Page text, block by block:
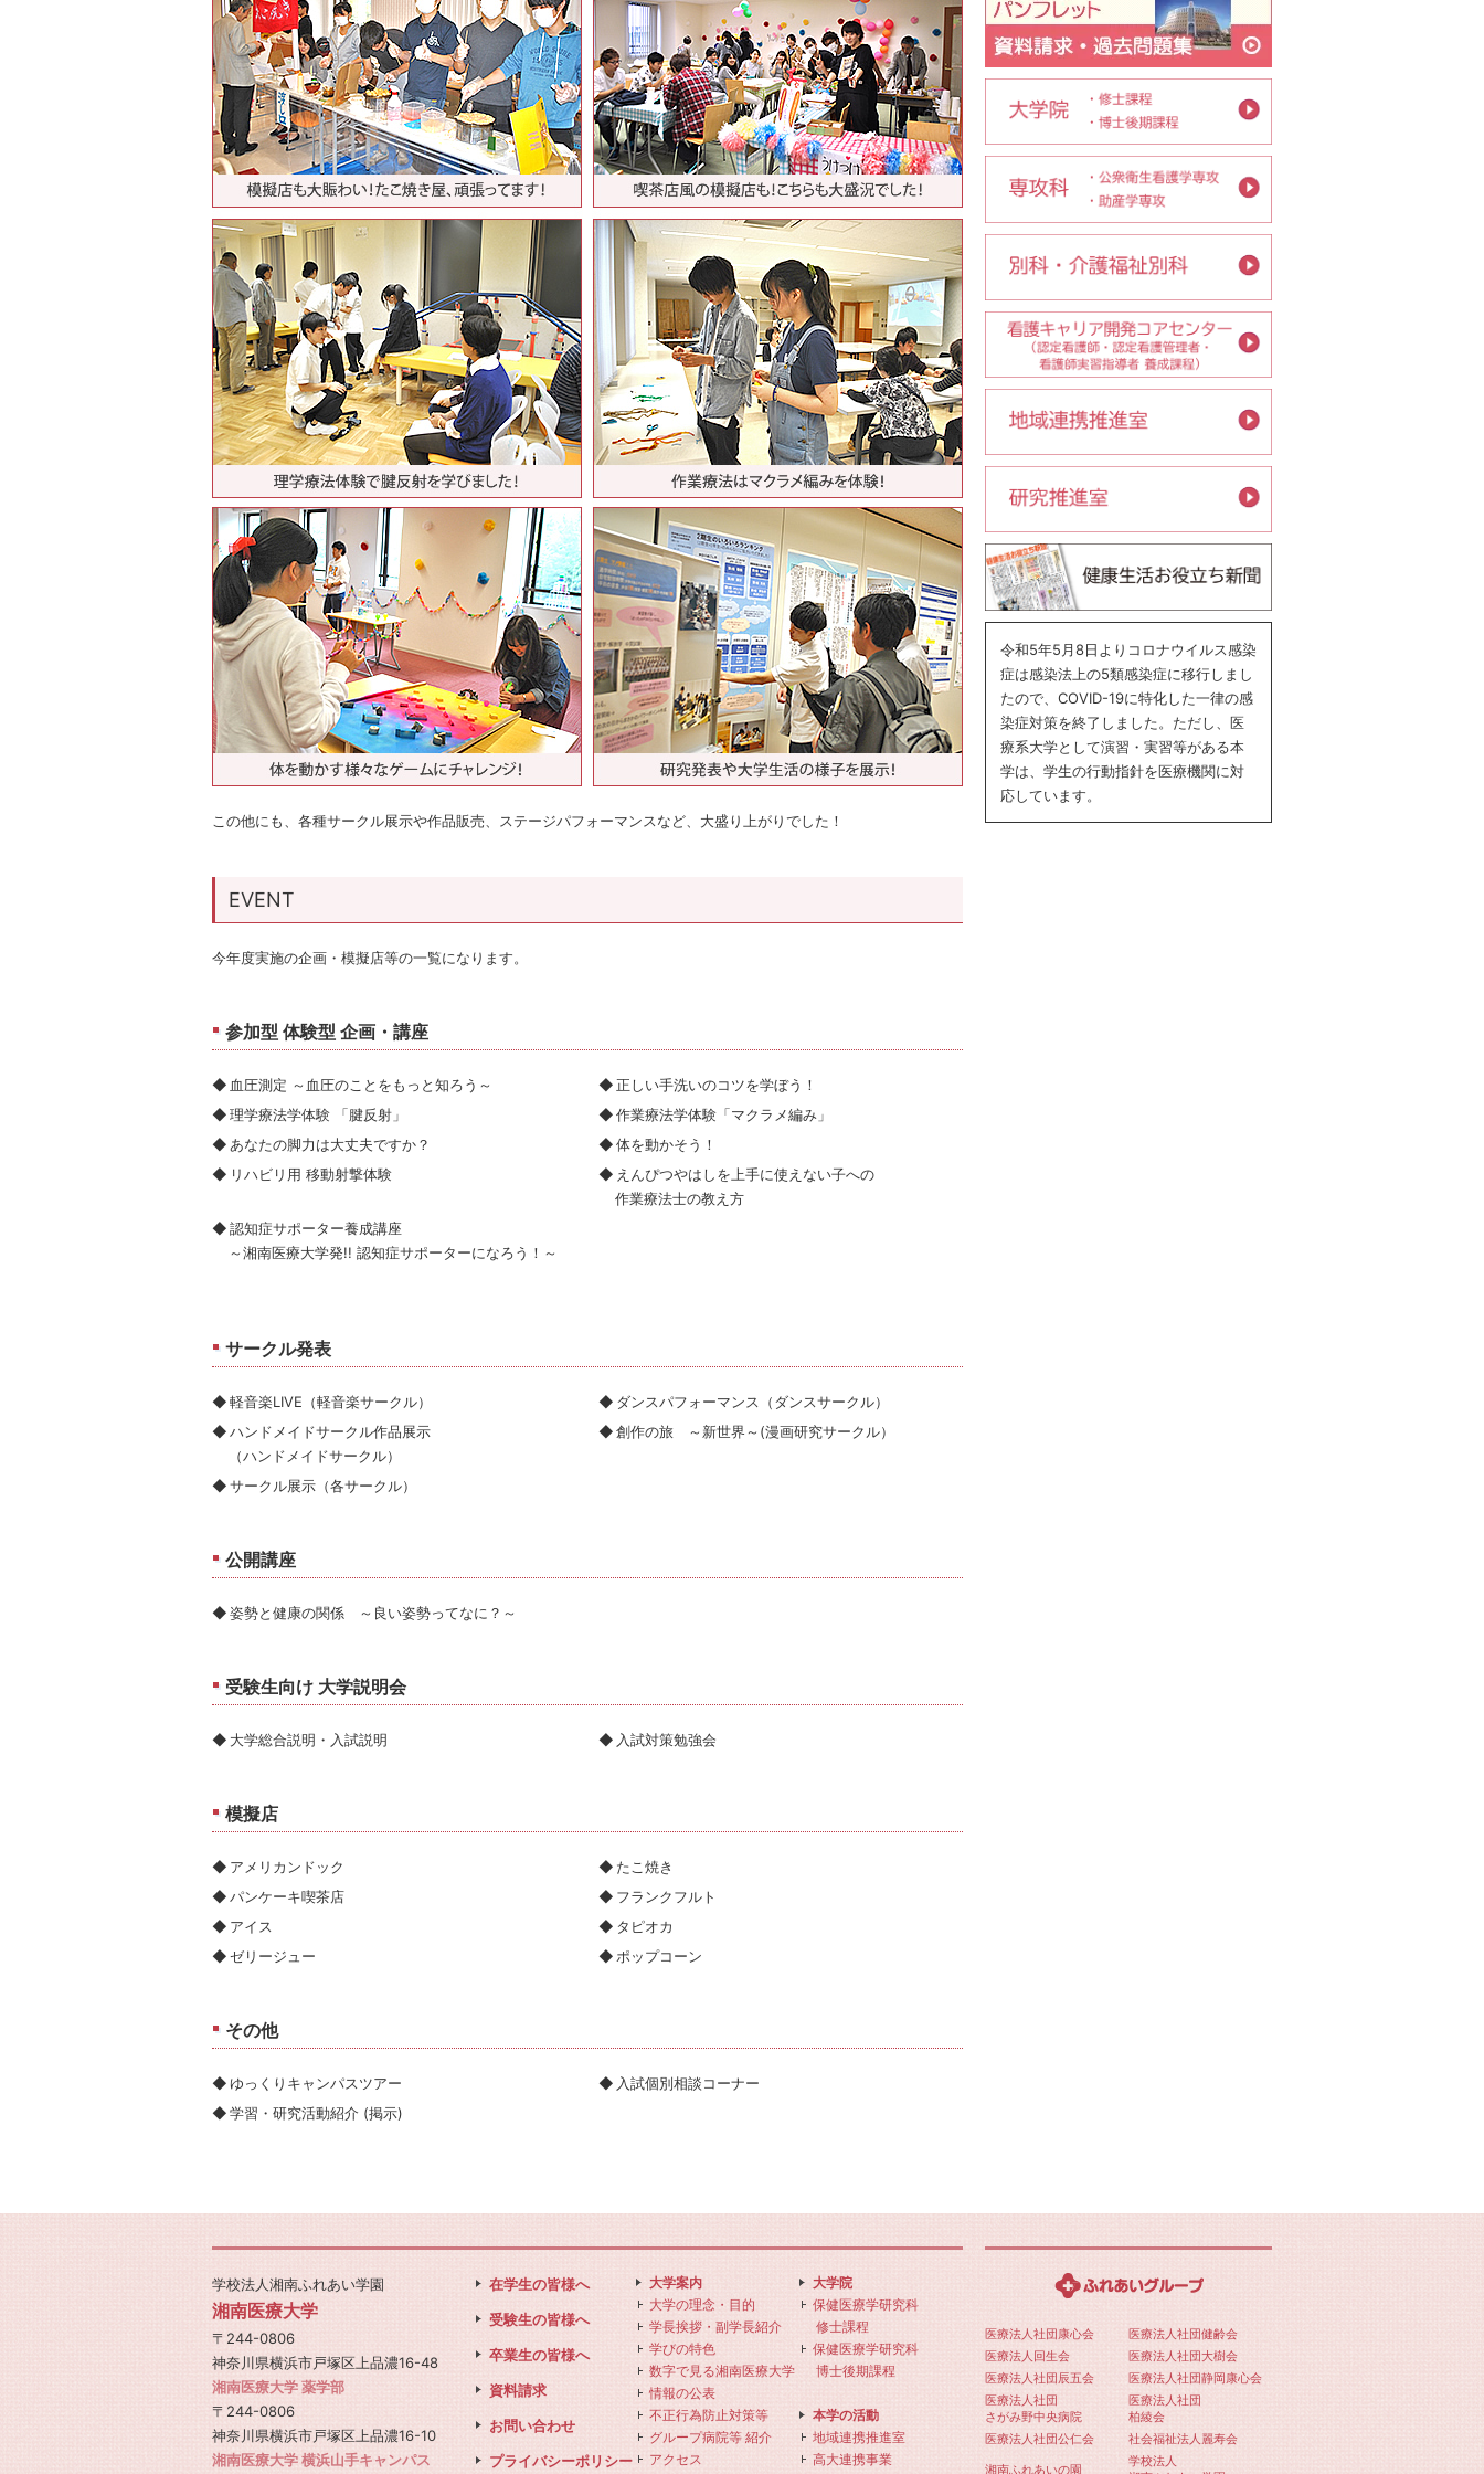
この他にも、各種サークル展示や作品販売、ステージパフォーマンスなど、大盛り上がりでした！
EVENT
今年度実施の企画・模擬店等の一覧になります。
参加型 体験型 企画・講座
血圧測定 ～血圧のことをもっと知ろう～
正しい手洗いのコツを学ぼう！
理学療法学体験 「腱反射」
作業療法学体験「マクラメ編み」
あなたの脚力は大丈夫ですか？
体を動かそう！
リハビリ用 移動射撃体験
えんぴつやはしを上手に使えない子への
作業療法士の教え方
認知症サポーター養成講座
～湘南医療大学発!! 認知症サポーターになろう！～
サークル発表
軽音楽LIVE（軽音楽サークル）
ダンスパフォーマンス（ダンスサークル）
ハンドメイドサークル作品展示
（ハンドメイドサークル）
創作の旅 ～新世界～(漫画研究サークル）
サークル展示（各サークル）
公開講座
姿勢と健康の関係 ～良い姿勢ってなに？～
受験生向け 大学説明会
大学総合説明・入試説明 入試対策勉強会
模擬店
アメリカンドック
たこ焼き
パンケーキ喫茶店
フランクフルト
アイス
タピオカ
ゼリージュー
ポップコーン
その他
ゆっくりキャンパスツアー
入試個別相談コーナー
学習・研究活動紹介 (掲示)
令和5年5月8日よりコロナウイルス感染
症は感染法上の5類感染症に移行しまし
たので、COVID-19に特化した一律の感
染症対策を終了しました。ただし、医
療系大学として演習・実習等がある本
学は、学生の行動指針を医療機関に対
応しています。
学校法人湘南ふれあい学園
湘南医療大学
〒244-0806
神奈川県横浜市戸塚区上品濃16-48
湘南医療大学 薬学部
〒244-0806
神奈川県横浜市戸塚区上品濃16-10
湘南医療大学 横浜山手キャンパス
大学案内
大学の理念・目的
学長挨拶・副学長紹介
学びの特色
数字で見る湘南医療大学
情報の公表
不正行為防止対策等
グループ病院等 紹介
アクセス
大学院
保健医療学研究科
修士課程
保健医療学研究科
博士後期課程
本学の活動
地域連携推進室
高大連携事業
在学生の皆様へ
受験生の皆様へ
卒業生の皆様へ
資料請求
お問い合わせ
プライバシーポリシー
医療法人社団康心会
医療法人社団健齢会
医療法人回生会
医療法人社団大樹会
医療法人社団辰五会
医療法人社団静岡康心会
医療法人社団
さがみ野中央病院
医療法人社団
柏綾会
医療法人社団公仁会
社会福祉法人麗寿会
湘南ふれあいの園
学校法人